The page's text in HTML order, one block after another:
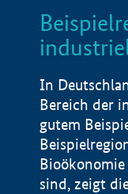
LISTE
In
Bereich der
gutem
sind, zeigt